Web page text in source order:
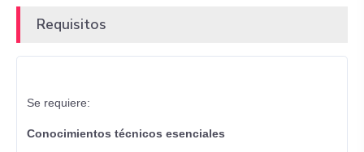
Requisitos
Se requiere:
Conocimientos técnicos esenciales